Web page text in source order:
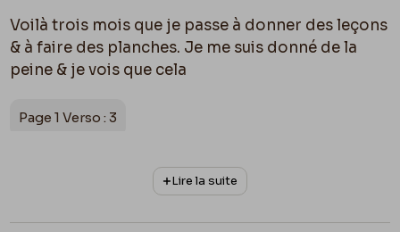
Voilà trois mois que je passe à donner des leçons
& à faire des planches. Je me suis donné de la
peine & je vois que cela
Page 1 Verso : 3
n’aboutit à rien. – J’ai besoin de toi, non pas
comme aqua-fortiste mais comme secrétaire.
Lire la suite